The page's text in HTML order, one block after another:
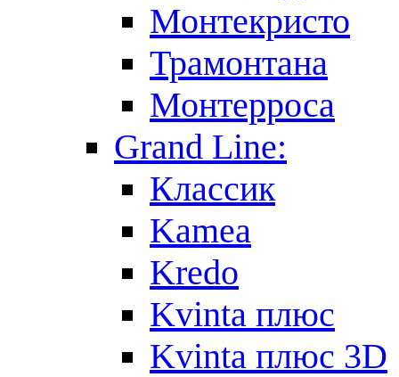
Монтекристо
Трамонтана
Монтерроса
Grand Line:
Классик
Kamea
Kredo
Kvinta плюс
Kvinta плюс 3D